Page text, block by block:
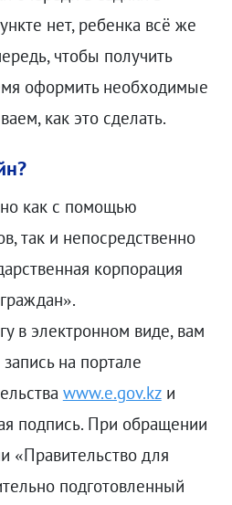
нет, ребенка всё же
чтобы получить
оформить необходимые
как это сделать.
как с помощью
так и непосредственно
корпорация
в электронном виде, вам
на портале
www.e.gov.kzи
подпись. При обращении
«Правительство для
подготовленный